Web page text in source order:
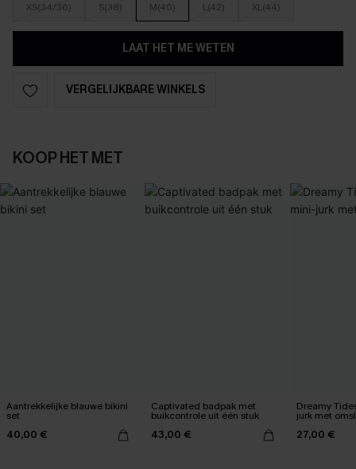
XS(34/36) S(38) M(40) L(42) XL(44)
LAAT HET ME WETEN
VERGELIJKBARE WINKELS
KOOP HET MET
Aantrekkelijke blauwe bikini
set
40,00 €
Captivated badpak met
buikcontrole uit één stuk
43,00 €
Dreamy
jurk met
27,00 €